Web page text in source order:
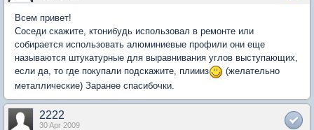
Всем привет!
Соседи скажите, ктонибудь использовал в ремонте или
собирается использовать алюминиевые профили они еще
называются штукатурные для выравнивания углов выступающих,
если да, то где покупали подскажите, плиииз
(желательно
металлические) Заранее спасибочки.
2222
30 Apr 2009